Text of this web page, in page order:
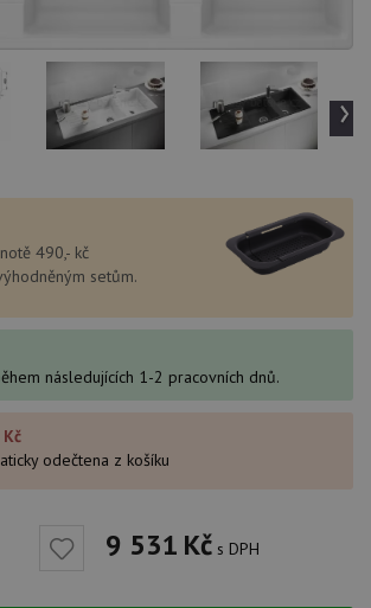
›
490,- kč
setům.
následujících 1-2 pracovních dnů.
Kč
odečtena z košíku
9 531 Kč s DPH